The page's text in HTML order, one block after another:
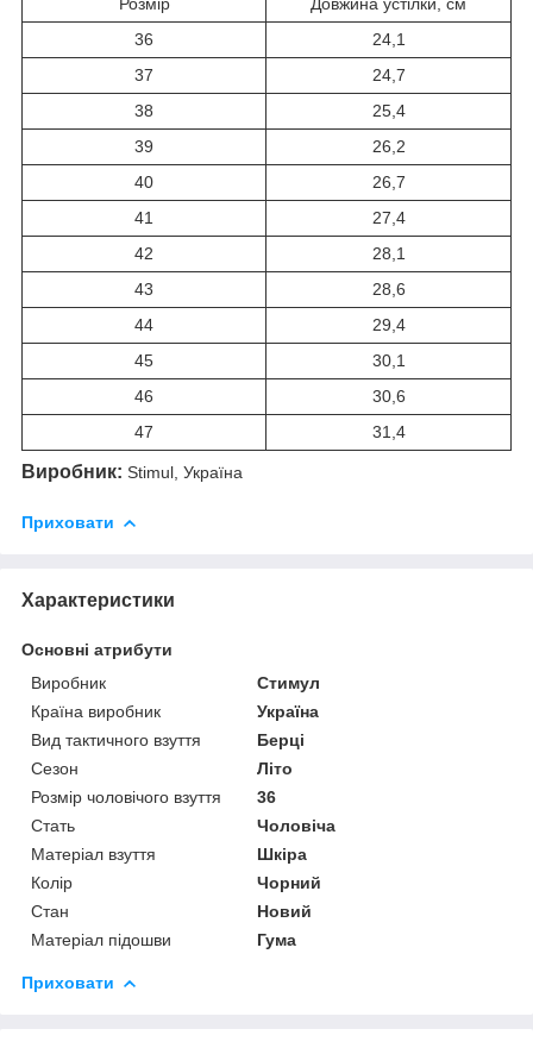
36
24,1
37
24,7
38
25,4
39
26,2
40
26,7
41
27,4
42
28,1
43
28,6
44
29,4
45
30,1
46
30,6
47
31,4
Виробник: Stimul, Україна
Приховати
Характеристики
Основні атрибути
Виробник
Стимул
Країна виробник
Україна
Вид тактичного взуття
Берці
Сезон
Літо
Розмір чоловічого взуття
36
Стать
Чоловіча
Матеріал взуття
Шкіра
Колір
Чорний
Стан
Новий
Матеріал підошви
Гума
Приховати